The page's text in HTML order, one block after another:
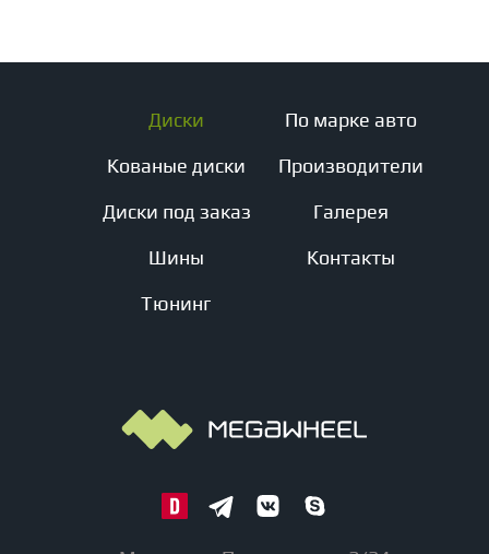
Диски
Кованые диски
Диски под заказ
Шины
Тюнинг
По марке авто
Производители
Галерея
Контакты